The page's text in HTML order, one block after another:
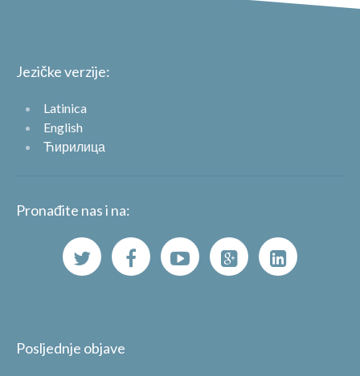
Jezičke verzije:
Latinica
English
Ћирилица
Pronađite nas i na:
Posljednje objave